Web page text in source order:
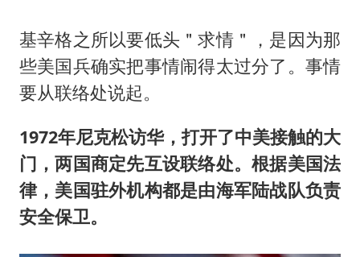
基辛格之所以要低头＂求情＂，是因为那
些美国兵确实把事情闹得太过分了。事情
要从联络处说起。
1972年尼克松访华，打开了中美接触的大
门，两国商定先互设联络处。根据美国法
律，美国驻外机构都是由海军陆战队负责
安全保卫。